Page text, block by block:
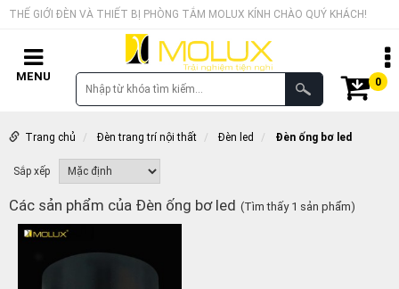
THẾ GIỚI ĐÈN VÀ THIẾT BỊ PHÒNG TẮM MOLUX KÍNH CHÀO QUÝ KHÁCH!
MENU 0
Trang chủ Đèn trang trí nội thất Đèn led Đèn ống bơ led
Sắp xếp
Các sản phẩm của Đèn ống bơ led (Tìm thấy 1 sản phẩm)